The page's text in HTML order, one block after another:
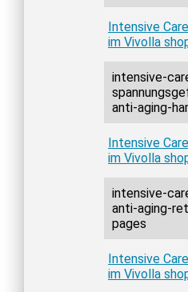
Intensive
im Vivolla
intensive-
anti-aging-
Intensive
im Vivolla
intensive-
anti-aging-
pages
Intensive
im Vivolla